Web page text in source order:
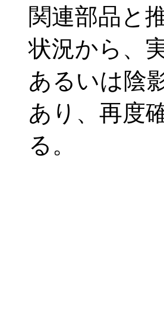
関連部品と
状況から、
あるいは陰
あり、再度
る。